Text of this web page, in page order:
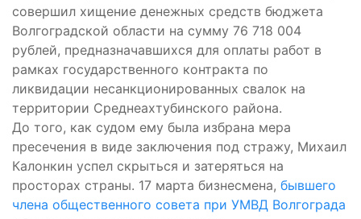
совершил хищение денежных средств бюджета
Волгоградской области на сумму 76 718 004
рублей, предназначавшихся для оплаты работ в
рамках государственного контракта по
ликвидации несанкционированных свалок на
территории Среднеахтубинского района.
До того, как судом ему была избрана мера
пресечения в виде заключения под стражу, Михаил
Калонкин успел скрыться и затеряться на
просторах страны. 17 марта бизнесмена, бывшего
члена общественного совета при УМВД Волгограда